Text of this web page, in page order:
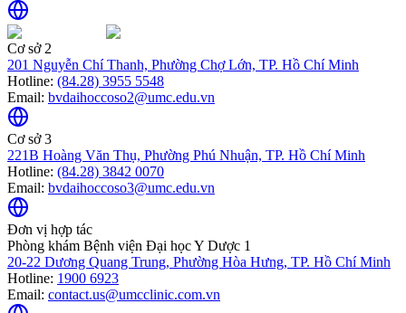
Cơ sở 2
201 Nguyễn Chí Thanh, Phường Chợ Lớn, TP. Hồ Chí Minh
Hotline: (84.28) 3955 5548
Email: bvdaihoccoso2@umc.edu.vn
Cơ sở 3
221B Hoàng Văn Thụ, Phường Phú Nhuận, TP. Hồ Chí Minh
Hotline: (84.28) 3842 0070
Email: bvdaihoccoso3@umc.edu.vn
Đơn vị hợp tác
Phòng khám Bệnh viện Đại học Y Dược 1
20-22 Dương Quang Trung, Phường Hòa Hưng, TP. Hồ Chí Minh
Hotline: 1900 6923
Email: contact.us@umcclinic.com.vn